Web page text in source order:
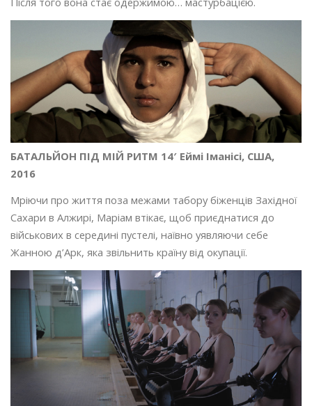
БАТАЛЬЙОН ПІД МІЙ РИТМ 14′ Еймі Іманісі, США,
2016
Мріючи про життя поза межами табору біженців Західної
Сахари в Алжирі, Маріам втікає, щоб приєднатися до
військових в середині пустелі, наївно уявляючи себе
Жанною д’Арк, яка звільнить країну від окупації.